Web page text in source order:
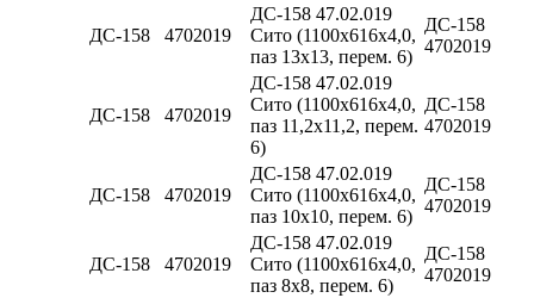
ДС-158 4702019
ДС-158 47.02.019
Сито (1100х616х4,0,
паз 13х13, перем. 6)
ДС-158
4702019
ДС-158 4702019
ДС-158 47.02.019
Сито (1100х616х4,0,
паз 11,2х11,2, перем.
6)
ДС-158
4702019
ДС-158 4702019
ДС-158 47.02.019
Сито (1100х616х4,0,
паз 10х10, перем. 6)
ДС-158
4702019
ДС-158 4702019
ДС-158 47.02.019
Сито (1100х616х4,0,
паз 8х8, перем. 6)
ДС-158
4702019